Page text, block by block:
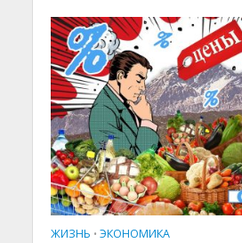
ЖИЗНЬ • ЭКОНОМИКА